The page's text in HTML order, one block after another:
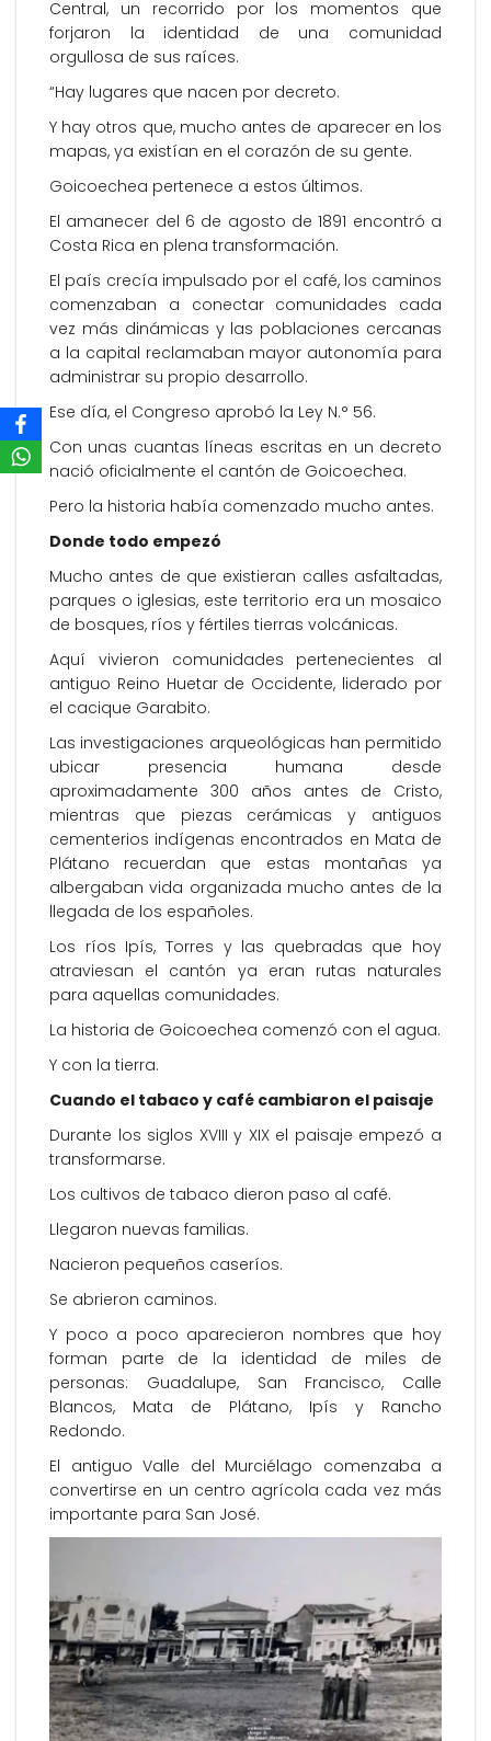
Central, un recorrido por los momentos que
forjaron la identidad de una comunidad
orgullosa de sus raíces.
“Hay lugares que nacen por decreto.
Y hay otros que, mucho antes de aparecer en los
mapas, ya existían en el corazón de su gente.
Goicoechea pertenece a estos últimos.
El amanecer del 6 de agosto de 1891 encontró a
Costa Rica en plena transformación.
El país crecía impulsado por el café, los caminos
comenzaban a conectar comunidades cada
vez más dinámicas y las poblaciones cercanas
a la capital reclamaban mayor autonomía para
administrar su propio desarrollo.
Ese día, el Congreso aprobó la Ley N.° 56.
Con unas cuantas líneas escritas en un decreto
nació oficialmente el cantón de Goicoechea.
Pero la historia había comenzado mucho antes.
Donde todo empezó
Mucho antes de que existieran calles asfaltadas,
parques o iglesias, este territorio era un mosaico
de bosques, ríos y fértiles tierras volcánicas.
Aquí vivieron comunidades pertenecientes al
antiguo Reino Huetar de Occidente, liderado por
el cacique Garabito.
Las investigaciones arqueológicas han permitido
ubicar presencia humana desde
aproximadamente 300 años antes de Cristo,
mientras que piezas cerámicas y antiguos
cementerios indígenas encontrados en Mata de
Plátano recuerdan que estas montañas ya
albergaban vida organizada mucho antes de la
llegada de los españoles.
Los ríos Ipís, Torres y las quebradas que hoy
atraviesan el cantón ya eran rutas naturales
para aquellas comunidades.
La historia de Goicoechea comenzó con el agua.
Y con la tierra.
Cuando el tabaco y café cambiaron el paisaje
Durante los siglos XVIII y XIX el paisaje empezó a
transformarse.
Los cultivos de tabaco dieron paso al café.
Llegaron nuevas familias.
Nacieron pequeños caseríos.
Se abrieron caminos.
Y poco a poco aparecieron nombres que hoy
forman parte de la identidad de miles de
personas: Guadalupe, San Francisco, Calle
Blancos, Mata de Plátano, Ipís y Rancho
Redondo.
El antiguo Valle del Murciélago comenzaba a
convertirse en un centro agrícola cada vez más
importante para San José.